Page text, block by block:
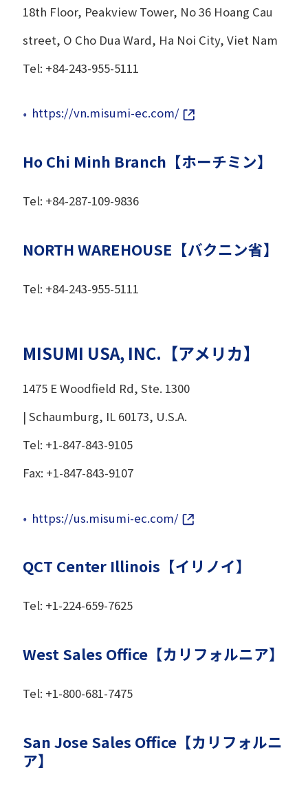
18th Floor, Peakview Tower, No 36 Hoang Cau
street, O Cho Dua Ward, Ha Noi City, Viet Nam
Tel: +84-243-955-5111
https://vn.misumi-ec.com/
Ho Chi Minh Branch【ホーチミン】
Tel: +84-287-109-9836
NORTH WAREHOUSE【バクニン省】
Tel: +84-243-955-5111
MISUMI USA, INC.【アメリカ】
1475 E Woodfield Rd, Ste. 1300
| Schaumburg, IL 60173, U.S.A.
Tel: +1-847-843-9105
Fax: +1-847-843-9107
https://us.misumi-ec.com/
QCT Center Illinois【イリノイ】
Tel: +1-224-659-7625
West Sales Office【カリフォルニア】
Tel: +1-800-681-7475
San Jose Sales Office【カリフォルニ
ア】